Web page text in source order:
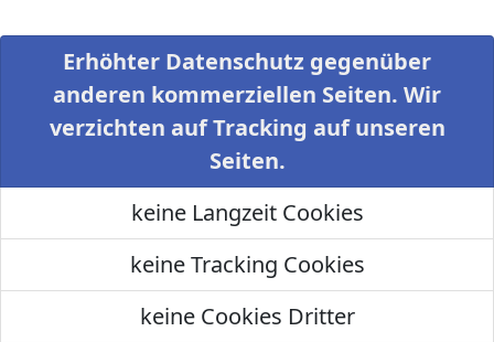
Erhöhter Datenschutz gegenüber
anderen kommerziellen Seiten. Wir
verzichten auf Tracking auf unseren
Seiten.
keine Langzeit Cookies
keine Tracking Cookies
keine Cookies Dritter